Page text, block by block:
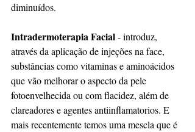
diminuídos.
Intradermoterapia Facial - introduz,
através da aplicação de injeções na face,
substâncias como vitaminas e aminoácidos
que vão melhorar o aspecto da pele
fotoenvelhecida ou com flacidez, além de
clareadores e agentes antiinflamatorios. E
mais recentemente temos uma mescla que é